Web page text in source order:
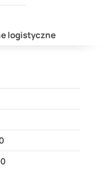
logistyczne